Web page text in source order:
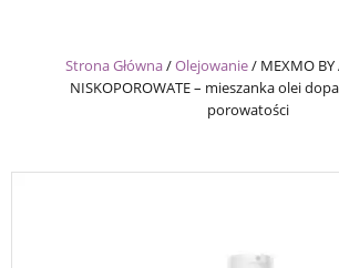
Strona Główna/Olejowanie/ MEXMO BY
NISKOPOROWATE – mieszanka olei
porowatości